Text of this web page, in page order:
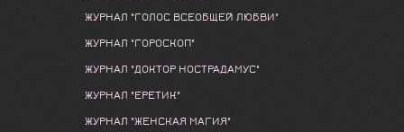
ЖУРНАЛ "ГОЛОС ВСЕОБЩЕЙ ЛЮБВИ"
ЖУРНАЛ "ГОРОСКОП"
ЖУРНАЛ "ДОКТОР НОСТРАДАМУС"
ЖУРНАЛ "ЕРЕТИК"
ЖУРНАЛ "ЖЕНСКАЯ МАГИЯ"